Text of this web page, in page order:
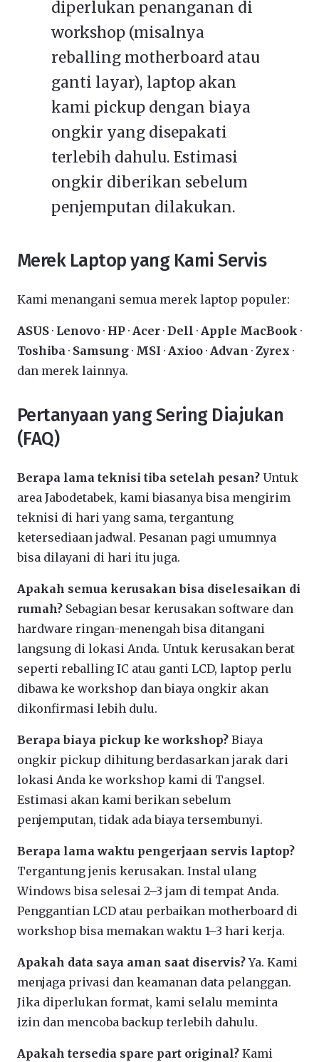
diperlukan penanganan di
workshop (misalnya
reballing motherboard atau
ganti layar), laptop akan
kami pickup dengan biaya
ongkir yang disepakati
terlebih dahulu. Estimasi
ongkir diberikan sebelum
penjemputan dilakukan.
Merek Laptop yang Kami Servis
Kami menangani semua merek laptop populer:
ASUS · Lenovo · HP · Acer · Dell · Apple MacBook ·
Toshiba · Samsung · MSI · Axioo · Advan · Zyrex ·
dan merek lainnya.
Pertanyaan yang Sering Diajukan
(FAQ)
Berapa lama teknisi tiba setelah pesan? Untuk
area Jabodetabek, kami biasanya bisa mengirim
teknisi di hari yang sama, tergantung
ketersediaan jadwal. Pesanan pagi umumnya
bisa dilayani di hari itu juga.
Apakah semua kerusakan bisa diselesaikan di
rumah? Sebagian besar kerusakan software dan
hardware ringan-menengah bisa ditangani
langsung di lokasi Anda. Untuk kerusakan berat
seperti reballing IC atau ganti LCD, laptop perlu
dibawa ke workshop dan biaya ongkir akan
dikonfirmasi lebih dulu.
Berapa biaya pickup ke workshop? Biaya
ongkir pickup dihitung berdasarkan jarak dari
lokasi Anda ke workshop kami di Tangsel.
Estimasi akan kami berikan sebelum
penjemputan, tidak ada biaya tersembunyi.
Berapa lama waktu pengerjaan servis laptop?
Tergantung jenis kerusakan. Instal ulang
Windows bisa selesai 2–3 jam di tempat Anda.
Penggantian LCD atau perbaikan motherboard di
workshop bisa memakan waktu 1–3 hari kerja.
Apakah data saya aman saat diservis?Ya. Kami
menjaga privasi dan keamanan data pelanggan.
Jika diperlukan format, kami selalu meminta
izin dan mencoba backup terlebih dahulu.
Apakah tersedia spare part original? Kami